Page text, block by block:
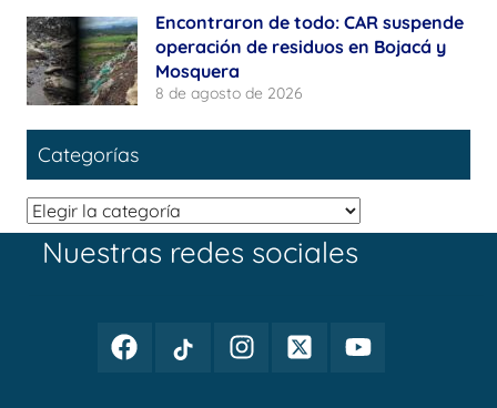
Encontraron de todo: CAR suspende
operación de residuos en Bojacá y
Mosquera
8 de agosto de 2026
Categorías
Categorías
Nuestras redes sociales
FacebookTikTok
InstagramTwitterYoutube